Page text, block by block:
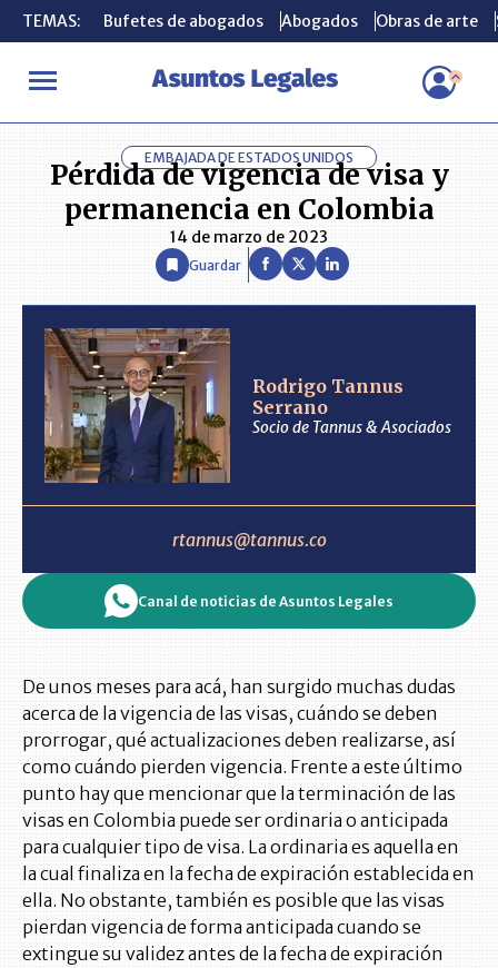
TEMAS: Bufetes de abogados Abogados Obras de arte
INICIO ANÁLISIS RODRIGO TANNUS SERRANO Pérdida de
TEMAS: Bufetes de abogados Abogados Obras de arte
EMBAJADA DE ESTADOS UNIDOS
Pérdida de vigencia de visa y
permanencia en Colombia
14 de marzo de 2023
Guardar
Rodrigo Tannus
Serrano
Socio de Tannus & Asociados
rtannus@tannus.co
Canal de noticias de Asuntos Legales
De unos meses para acá, han surgido muchas dudas
acerca de la vigencia de las visas, cuándo se deben
prorrogar, qué actualizaciones deben realizarse, así
como cuándo pierden vigencia. Frente a este último
punto hay que mencionar que la terminación de las
visas en Colombia puede ser ordinaria o anticipada
para cualquier tipo de visa. La ordinaria es aquella en
la cual finaliza en la fecha de expiración establecida en
ella. No obstante, también es posible que las visas
pierdan vigencia de forma anticipada cuando se
extingue su validez antes de la fecha de expiración